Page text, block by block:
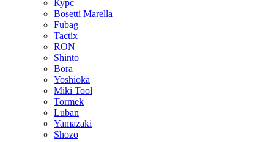
Курс
Bosetti Marella
Fubag
Tactix
RON
Shinto
Bora
Yoshioka
Miki Tool
Tormek
Luban
Yamazaki
Shozo